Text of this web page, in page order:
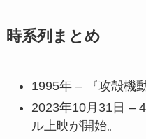
時系列まとめ
1995年 – 『攻殻機
2023年10月31日 –
ル上映が開始。